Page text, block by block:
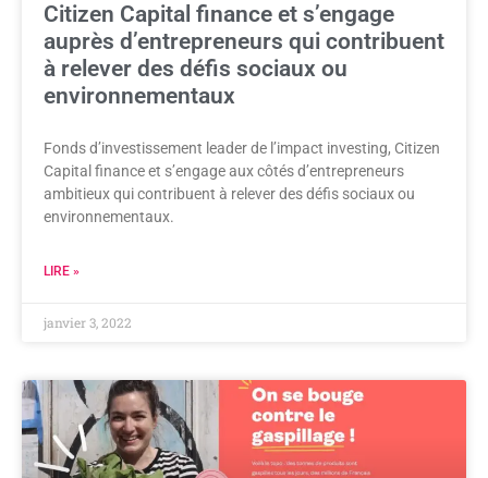
Citizen Capital finance et s’engage
auprès d’entrepreneurs qui contribuent
à relever des défis sociaux ou
environnementaux
Fonds d’investissement leader de l’impact investing, Citizen
Capital finance et s’engage aux côtés d’entrepreneurs
ambitieux qui contribuent à relever des défis sociaux ou
environnementaux.
LIRE »
janvier 3, 2022